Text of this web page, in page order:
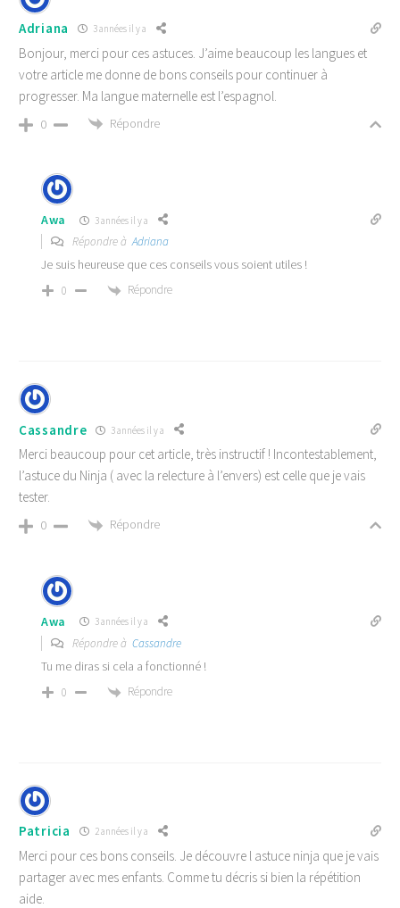
Adriana 3 années il y a
Bonjour, merci pour ces astuces. J’aime beaucoup les langues et
votre article me donne de bons conseils pour continuer à
progresser. Ma langue maternelle est l’espagnol.
0 Répondre
Awa 3 années il y a
Répondre àAdriana
Je suis heureuse que ces conseils vous soient utiles !
0 Répondre
Cassandre 3 années il y a
Merci beaucoup pour cet article, très instructif ! Incontestablement,
l’astuce du Ninja ( avec la relecture à l’envers) est celle que je vais
tester.
0 Répondre
Awa 3 années il y a
Répondre à Cassandre
Tu me diras si cela a fonctionné !
0 Répondre
Patricia 2 années il y a
Merci pour ces bons conseils. Je découvre l astuce ninja que je vais
partager avec mes enfants. Comme tu décris si bien la répétition
aide.